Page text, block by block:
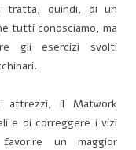
tratta, quindi, di un
tutti conosciamo, ma
gli esercizi svolti
attrezzi, il Matwork
e di correggere i vizi
un maggior